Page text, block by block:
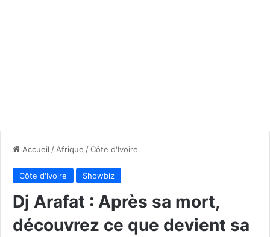
Accueil / Afrique /Côte d'Ivoire
Côte d'Ivoire Showbiz
Dj Arafat : Après sa mort,
découvrez ce que devient sa